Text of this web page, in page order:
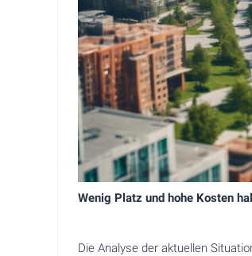
Wenig Platz und hohe Kosten
Die Analyse der aktuellen